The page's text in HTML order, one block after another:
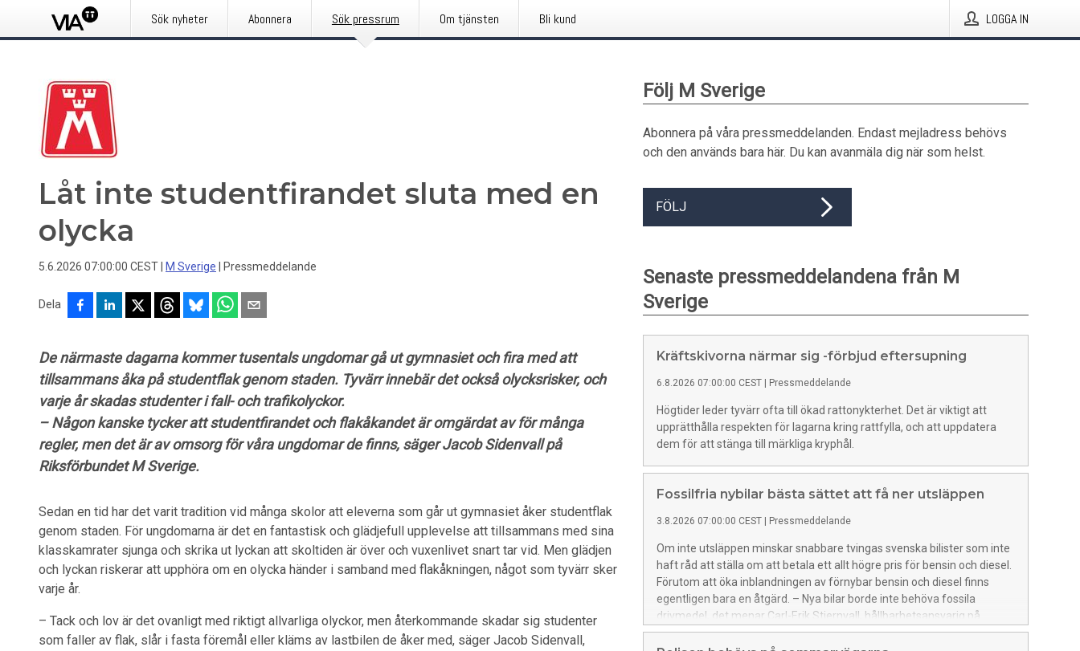
Sök nyheter Abonnera Sök pressrum Om tjänsten Bli kund LOGGA IN
Låt inte studentfirandet sluta med en
olycka
5.6.2026 07:00:00 CEST M Sverige Pressmeddelande
Dela
De närmaste dagarna kommer tusentals ungdomar gå ut gymnasiet och fira med att
tillsammans åka på studentflak genom staden. Tyvärr innebär det också olycksrisker, och
varje år skadas studenter i fall- och trafikolyckor.
– Någon kanske tycker att studentfirandet och flakåkandet är omgärdat av för många
regler, men det är av omsorg för våra ungdomar de finns, säger Jacob Sidenvall på
Riksförbundet M Sverige.
Sedan en tid har det varit tradition vid många skolor att eleverna som går ut gymnasiet åker studentflak
genom staden. För ungdomarna är det en fantastisk och glädjefull upplevelse att tillsammans med sina
klasskamrater sjunga och skrika ut lyckan att skoltiden är över och vuxenlivet snart tar vid. Men glädjen
och lyckan riskerar att upphöra om en olycka händer i samband med flakåkningen, något som tyvärr sker
varje år.
– Tack och lov är det ovanligt med riktigt allvarliga olyckor, men återkommande skadar sig studenter
som faller av flak, slår i fasta föremål eller kläms av lastbilen de åker med, säger Jacob Sidenvall,
Följ M Sverige
Abonnera på våra pressmeddelanden. Endast mejladress behövs
och den används bara här. Du kan avanmäla dig när som helst.
FÖLJ
Senaste pressmeddelandena från M
Sverige
Kräftskivorna närmar sig -förbjud eftersupning
6.8.2026 07:00:00 CEST Pressmeddelande
Högtider leder tyvärr ofta till ökad rattonykterhet. Det är viktigt att
upprätthålla respekten för lagarna kring rattfylla, och att uppdatera
dem för att stänga till märkliga kryphål.
Fossilfria nybilar bästa sättet att få ner utsläppen
3.8.2026 07:00:00 CEST Pressmeddelande
Om inte utsläppen minskar snabbare tvingas svenska bilister som inte
haft råd att ställa om att betala ett allt högre pris för bensin och diesel.
Förutom att öka inblandningen av förnybar bensin och diesel finns
egentligen bara en åtgärd. – Nya bilar borde inte behöva fossila
drivmedel, det menar Carl-Erik Stjernvall, hållbarhetsansvarig på
Riksförbundet M Sverige.